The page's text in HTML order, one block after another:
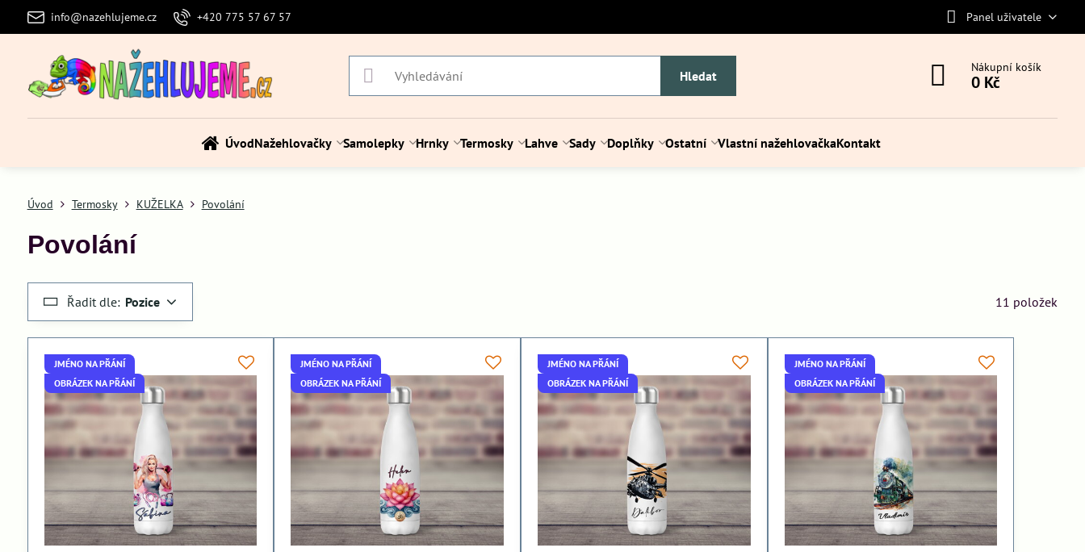
info@nazehlujeme.cz +420 775 57 67 57 Panel uživatele
Hledat
Nákupní košík
0 Kč
ÚvodNažehlovačky Samolepky Hrnky Termosky Lahve Sady Doplňky Ostatní Vlastní nažehlovačkaKontakt
Úvod Termosky KUŽELKA Povolání
Povolání
Řadit dle: Pozice 11 položek
JMÉNO NA PŘÁNÍ
OBRÁZEK NA PŘÁNÍ
JMÉNO NA PŘÁNÍ
OBRÁZEK NA PŘÁNÍ
JMÉNO NA PŘÁNÍ
OBRÁZEK NA PŘÁNÍ
JMÉNO NA PŘÁNÍ
OBRÁZEK NA PŘÁNÍ